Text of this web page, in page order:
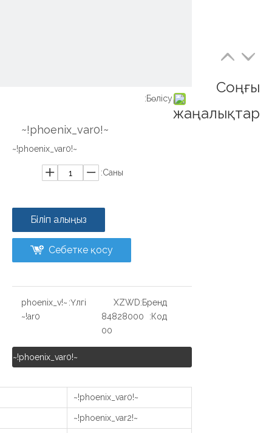
Бөлісу:
~!phoenix_var0!~
~!phoenix_var0!~
Саны:
Біліп алыңыз
Себетке қосу
Үлгі:
~!phoenix_v
ar0!~
Бренд:
XZWD
Код:
84828000
00
~!phoenix_var0!~
~!phoenix_var0!~
~!phoenix_var2!~
Соңғы
жаңалықтар